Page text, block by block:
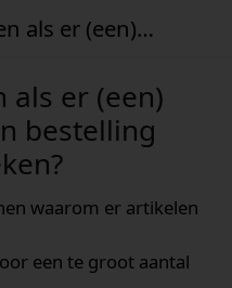
als er (een)
als er (een)
bestelling
waarom er artikelen
een te groot aantal